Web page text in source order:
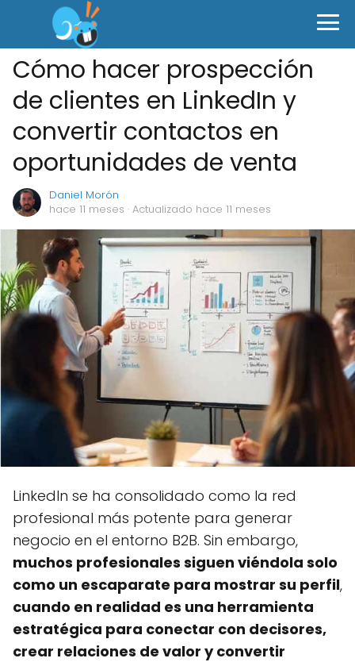
Cómo hacer prospección
de clientes en LinkedIn y
convertir contactos en
oportunidades de venta
Daniel Morón
hace 11 meses · Actualizado hace 11 meses
LinkedIn se ha consolidado como la red
profesional más potente para generar
negocio en el entorno B2B. Sin embargo,
muchos profesionales siguen viéndola solo
como un escaparate para mostrar su perfil,
cuando en realidad es una herramienta
estratégica para conectar con decisores,
crear relaciones de valor y convertir